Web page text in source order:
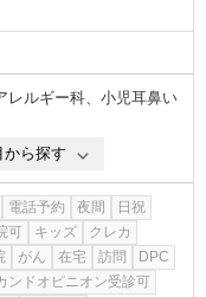
レルギー科、 小児耳鼻い
ら探す
電話予約 夜間
日祝
可 キッズ
クレカ
がん 在宅 訪問
DPC
ンドオピニオン受診可